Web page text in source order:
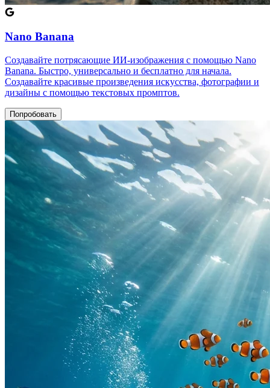
Nano Banana
Создавайте потрясающие ИИ-изображения с помощью Nano
Banana. Быстро, универсально и бесплатно для начала.
Создавайте красивые произведения искусства, фотографии и
дизайны с помощью текстовых промптов.
Попробовать